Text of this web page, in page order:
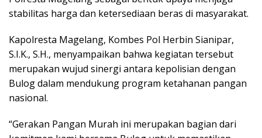
stabilitas harga dan ketersediaan beras di masyarakat.
Kapolresta Magelang, Kombes Pol Herbin Sianipar,
S.I.K., S.H., menyampaikan bahwa kegiatan tersebut
merupakan wujud sinergi antara kepolisian dengan
Bulog dalam mendukung program ketahanan pangan
nasional.
“Gerakan Pangan Murah ini merupakan bagian dari